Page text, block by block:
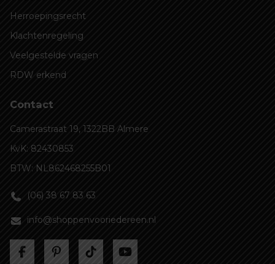
Herroepingsrecht
Klachtenregeling
Veelgestelde vragen
RDW erkend
Contact
Camerastraat 19, 1322BB Almere
KvK: 82430853
BTW: NL862468255B01
(06) 38 67 83 63
info@shoppenvooriedereen.nl